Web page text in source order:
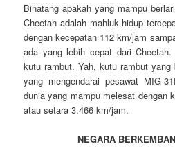
Binatang apakah yang mampu
Cheetah adalah mahluk hidup
dengan kecepatan 112 km/jam
ada yang lebih cepat dari
kutu rambut. Yah, kutu rambut
yang mengendarai pesawat MIG-
dunia yang mampu melesat dengan
atau setara 3.466 km/jam.
NEGARA